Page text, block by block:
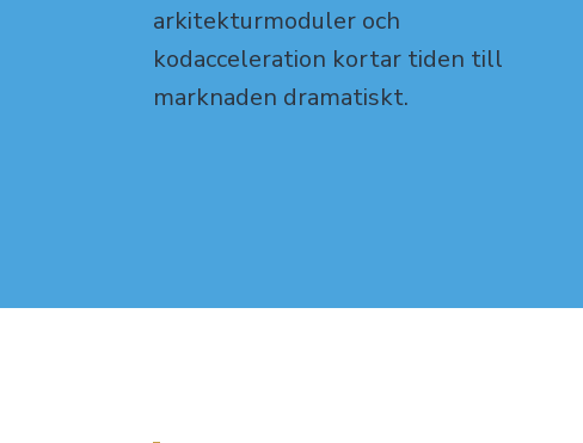
arkitekturmoduler och
kodacceleration kortar tiden till
marknaden dramatiskt.